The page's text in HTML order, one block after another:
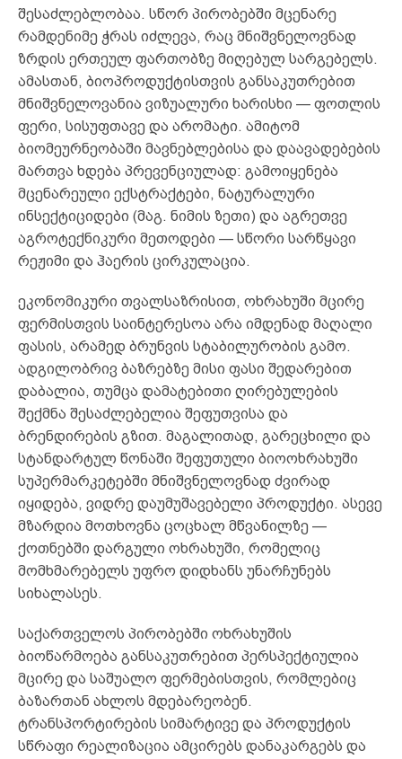
შესაძლებლობაა. სწორ პირობებში მცენარე
რამდენიმე ჭრას იძლევა, რაც მნიშვნელოვნად
ზრდის ერთეულ ფართობზე მიღებულ სარგებელს.
ამასთან, ბიოპროდუქტისთვის განსაკუთრებით
მნიშვნელოვანია ვიზუალური ხარისხი — ფოთლის
ფერი, სისუფთავე და არომატი. ამიტომ
ბიომეურნეობაში მავნებლებისა და დაავადებების
მართვა ხდება პრევენციულად: გამოიყენება
მცენარეული ექსტრაქტები, ნატურალური
ინსექტიციდები (მაგ. ნიმის ზეთი) და აგრეთვე
აგროტექნიკური მეთოდები — სწორი სარწყავი
რეჟიმი და ჰაერის ცირკულაცია.
ეკონომიკური თვალსაზრისით, ოხრახუში მცირე
ფერმისთვის საინტერესოა არა იმდენად მაღალი
ფასის, არამედ ბრუნვის სტაბილურობის გამო.
ადგილობრივ ბაზრებზე მისი ფასი შედარებით
დაბალია, თუმცა დამატებითი ღირებულების
შექმნა შესაძლებელია შეფუთვისა და
ბრენდირების გზით. მაგალითად, გარეცხილი და
სტანდარტულ წონაში შეფუთული ბიოოხრახუში
სუპერმარკეტებში მნიშვნელოვნად ძვირად
იყიდება, ვიდრე დაუმუშავებელი პროდუქტი. ასევე
მზარდია მოთხოვნა ცოცხალ მწვანილზე —
ქოთნებში დარგული ოხრახუში, რომელიც
მომხმარებელს უფრო დიდხანს უნარჩუნებს
სიხალასეს.
საქართველოს პირობებში ოხრახუშის
ბიოწარმოება განსაკუთრებით პერსპექტიულია
მცირე და საშუალო ფერმებისთვის, რომლებიც
ბაზართან ახლოს მდებარეობენ.
ტრანსპორტირების სიმარტივე და პროდუქტის
სწრაფი რეალიზაცია ამცირებს დანაკარგებს და